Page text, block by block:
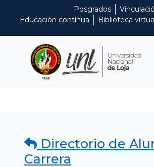
Posgrados
Educación contínua
Biblioteca
Directorio de
Carrera